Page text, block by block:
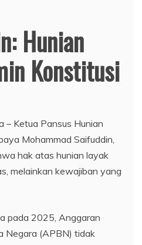
Hunian
Konstitusi
– Ketua Pansus Hunian
Mohammad Saifuddin,
hak atas hunian layak
melainkan kewajiban yang
pada 2025, Anggaran
Negara (APBN) tidak